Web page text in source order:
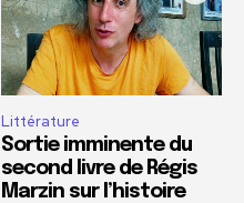
Littérature
Sortie imminente du
second livre de Régis
Marzin sur l’histoire